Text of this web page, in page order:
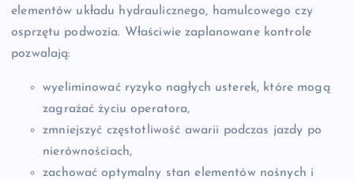
elementów układu hydraulicznego, hamulcowego czy
osprzętu podwozia. Właściwie zaplanowane kontrole
pozwalają:
wyeliminować ryzyko nagłych usterek, które mogą
zagrażać życiu operatora,
zmniejszyć częstotliwość awarii podczas jazdy po
nierównościach,
zachować optymalny stan elementów nośnych i